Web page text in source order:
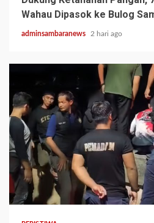
Wahau Dipasok ke Bulog
adminsambaranews 2 hari ago
2 min read